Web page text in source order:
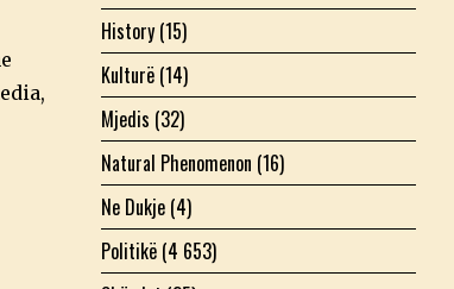
History (15)
Kulturë (14)
Mjedis (32)
Natural Phenomenon (16)
Ne Dukje (4)
Politikë (4 653)